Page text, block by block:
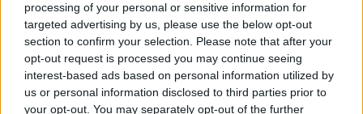
processing of your personal or sensitive information for
targeted advertising by us, please use the below opt-out
section to confirm your selection. Please note that after your
opt-out request is processed you may continue seeing
interest-based ads based on personal information utilized by
us or personal information disclosed to third parties prior to
your opt-out. You may separately opt-out of the further
Sebbene la versione completamente a strisce rimanga
impossibile per l’abbigliamento ufficiale da partita a
causa degli attuali standard di trasmissione e leggibilità,
il ritorno parziale è comunque un significativo omaggio
al ricco patrimonio del club.